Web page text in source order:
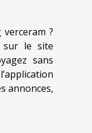
?
sur le site
sans
annonces,